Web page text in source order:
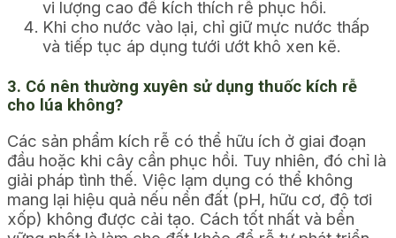
vi lượng cao để kích thích rễ phục hồi.
Khi cho nước vào lại, chỉ giữ mực nước thấp
và tiếp tục áp dụng tưới ướt khô xen kẽ.
3. Có nên thường xuyên sử dụng thuốc kích rễ
cho lúa không?
Các sản phẩm kích rễ có thể hữu ích ở giai đoạn
đầu hoặc khi cây cần phục hồi. Tuy nhiên, đó chỉ là
giải pháp tình thế. Việc lạm dụng có thể không
mang lại hiệu quả nếu nền đất (pH, hữu cơ, độ tơi
xốp) không được cải tạo. Cách tốt nhất và bền